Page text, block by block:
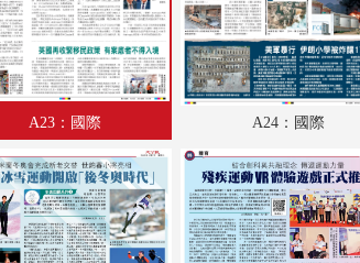
A23：國際
A24：國際
B1：特刊
B2：特刊
B3：體育
B4：體育
A23：國際 A24：國際